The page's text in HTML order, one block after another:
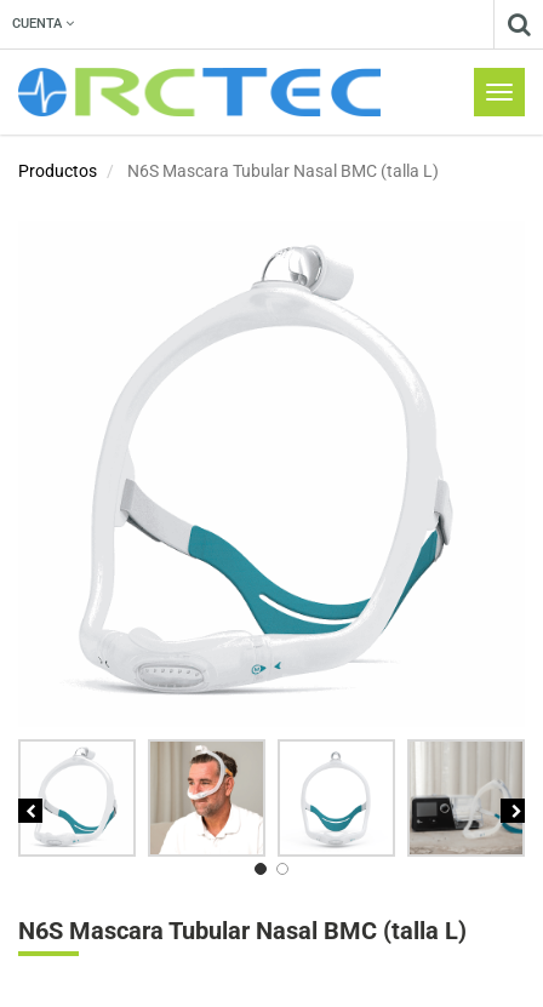
CUENTA
Menú
de
Productos
N6S Mascara Tubular Nasal BMC (talla L)
N6S Mascara Tubular Nasal BMC (talla L)